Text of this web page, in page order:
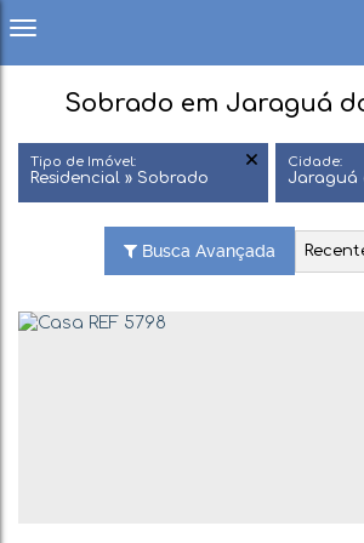
Sobrado em Jaraguá
Tipo de Imóvel:
Residencial » Sobrado
Cidade:
Busca Avançada